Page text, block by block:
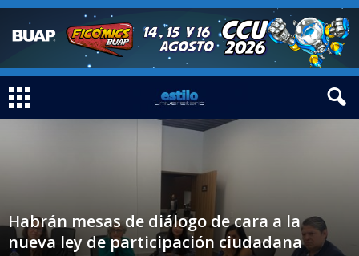
Habrán mesas de diálogo de cara a la
nueva ley de participación ciudadana